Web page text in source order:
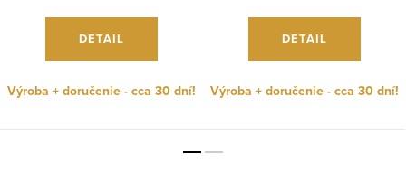
DETAIL
Výroba + doručenie - cca 30 dní!
DETAIL
Výroba + doručenie - cca 30 dní!